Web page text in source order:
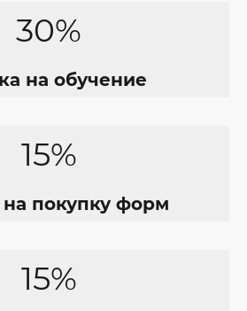
30%
на обучение
15%
покупку форм
15%